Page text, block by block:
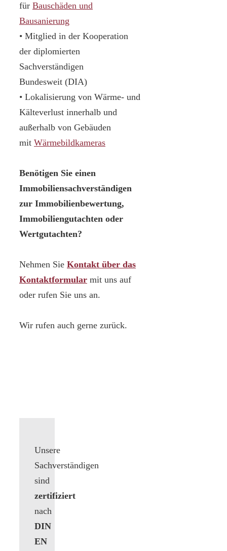
für Bauschäden und
Bausanierung
• Mitglied in der Kooperation
der diplomierten
Sachverständigen
Bundesweit (DIA)
• Lokalisierung von Wärme- und
Kälteverlust innerhalb und
außerhalb von Gebäuden
mit Wärmebildkameras
Benötigen Sie einen
Immobiliensachverständigen
zur Immobilienbewertung,
Immobiliengutachten oder
Wertgutachten?
Nehmen Sie Kontakt über das
Kontaktformular mit uns auf
oder rufen Sie uns an.
Wir rufen auch gerne zurück.
Unsere
Sachverständigen
sind
zertifiziert
nach
DIN
EN